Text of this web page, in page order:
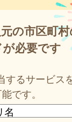
の市区町
必要です
るサービス
です。